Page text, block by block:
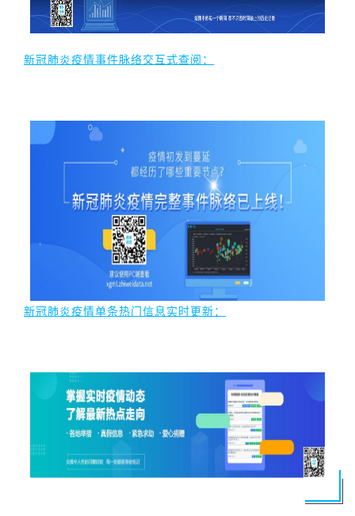
新冠肺炎疫情事件脉络交互式查阅：
新冠肺炎疫情单条热门信息实时更新：